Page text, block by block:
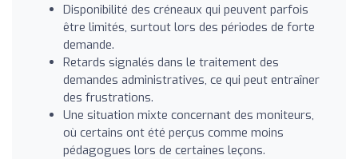
Disponibilité des créneaux qui peuvent parfois
être limités, surtout lors des périodes de forte
demande.
Retards signalés dans le traitement des
demandes administratives, ce qui peut entraîner
des frustrations.
Une situation mixte concernant des moniteurs,
où certains ont été perçus comme moins
pédagogues lors de certaines leçons.